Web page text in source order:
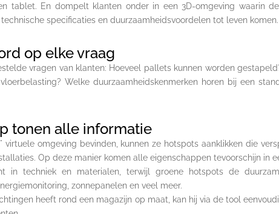
tablet. En dompelt klanten onder in een 3D-omgeving waarin
specificaties en duurzaamheidsvoordelen tot leven komen.
op elke vraag
vragen van klanten: Hoeveel pallets kunnen worden
Welke duurzaamheidskenmerken horen bij een
tonen alle informatie
virtuele omgeving bevinden, kunnen ze hotspots aanklikken die
Op deze manier komen alle eigenschappen tevoorschijn in
in techniek en materialen, terwijl groene hotspots de
zonnepanelen en veel meer.
heeft rond een magazijn op maat, kan hij via de tool